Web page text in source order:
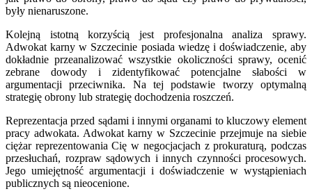
były nienaruszone.
Kolejną istotną korzyścią jest profesjonalna analiza sprawy.
Adwokat karny w Szczecinie posiada wiedzę i doświadczenie, aby
dokładnie przeanalizować wszystkie okoliczności sprawy, ocenić
zebrane dowody i zidentyfikować potencjalne słabości w
argumentacji przeciwnika. Na tej podstawie tworzy optymalną
strategię obrony lub strategię dochodzenia roszczeń.
Reprezentacja przed sądami i innymi organami to kluczowy element
pracy adwokata. Adwokat karny w Szczecinie przejmuje na siebie
ciężar reprezentowania Cię w negocjacjach z prokuraturą, podczas
przesłuchań, rozpraw sądowych i innych czynności procesowych.
Jego umiejętność argumentacji i doświadczenie w wystąpieniach
publicznych są nieocenione.